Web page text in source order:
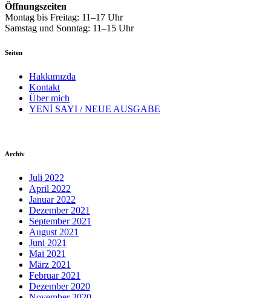
Öffnungszeiten
Montag bis Freitag: 11–17 Uhr
Samstag und Sonntag: 11–15 Uhr
Seiten
Hakkımızda
Kontakt
Über mich
YENİ SAYI / NEUE AUSGABE
Archiv
Juli 2022
April 2022
Januar 2022
Dezember 2021
September 2021
August 2021
Juni 2021
Mai 2021
März 2021
Februar 2021
Dezember 2020